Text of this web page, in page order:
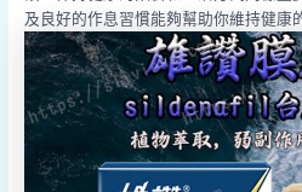
及良好的作息習慣能夠幫助你維持健康